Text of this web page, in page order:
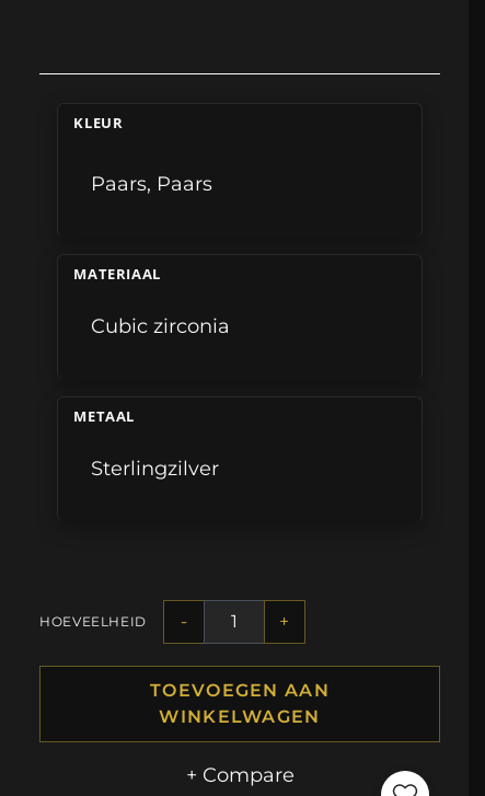
KLEUR
Paars, Paars
MATERIAAL
Cubic zirconia
METAAL
Sterlingzilver
HOEVEELHEID - +
TOEVOEGEN AAN
WINKELWAGEN
+ Compare